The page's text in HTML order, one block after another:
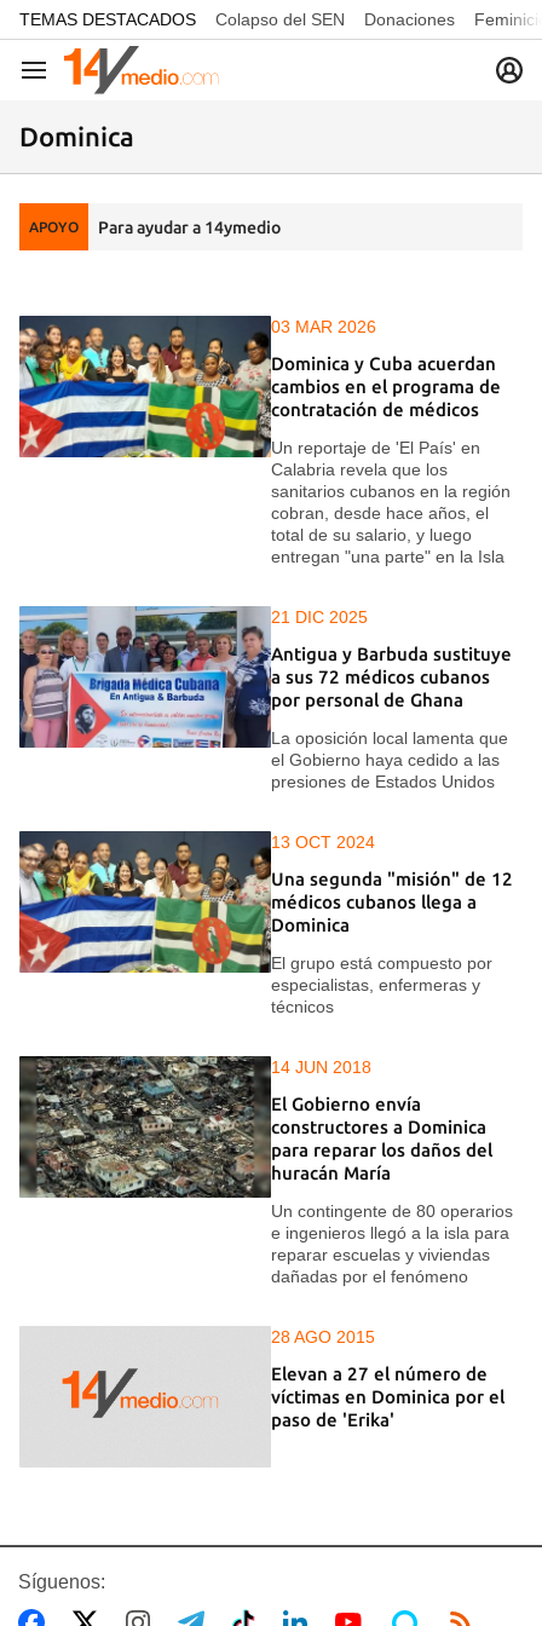
common.go-to-content
TEMAS DESTACADOS Colapso del SEN Donaciones
Navegación
Dominica
APOYO Para ayudar a 14ymedio
03 MAR 2026
Dominica y Cuba acuerdan
cambios en el programa de
contratación de médicos
Un reportaje de 'El País' en
Calabria revela que los
sanitarios cubanos en la región
cobran, desde hace años, el
total de su salario, y luego
entregan "una parte" en la Isla
21 DIC 2025
Antigua y Barbuda sustituye
a sus 72 médicos cubanos
por personal de Ghana
La oposición local lamenta que
el Gobierno haya cedido a las
presiones de Estados Unidos
13 OCT 2024
Una segunda "misión" de 12
médicos cubanos llega a
Dominica
El grupo está compuesto por
especialistas, enfermeras y
técnicos
14 JUN 2018
El Gobierno envía
constructores a Dominica
para reparar los daños del
huracán María
Un contingente de 80 operarios
e ingenieros llegó a la isla para
reparar escuelas y viviendas
dañadas por el fenómeno
28 AGO 2015
Elevan a 27 el número de
víctimas en Dominica por el
paso de 'Erika'
Síguenos: